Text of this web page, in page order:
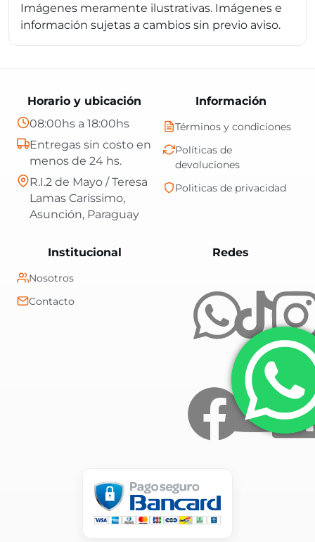
Imágenes meramente ilustrativas. Imágenes e
información sujetas a cambios sin previo aviso.
RedesCentral Shop es
Información
Términos y condiciones
Políticas de
devoluciones
Politicas de privacidad
Institucional
Nosotros
Contacto
Horario y ubicación
08:00hs a 18:00hs
Entregas sin costo en
menos de 24 hs.
R.I.2 de Mayo / Teresa
Lamas Carissimo,
Asunción, Paraguay